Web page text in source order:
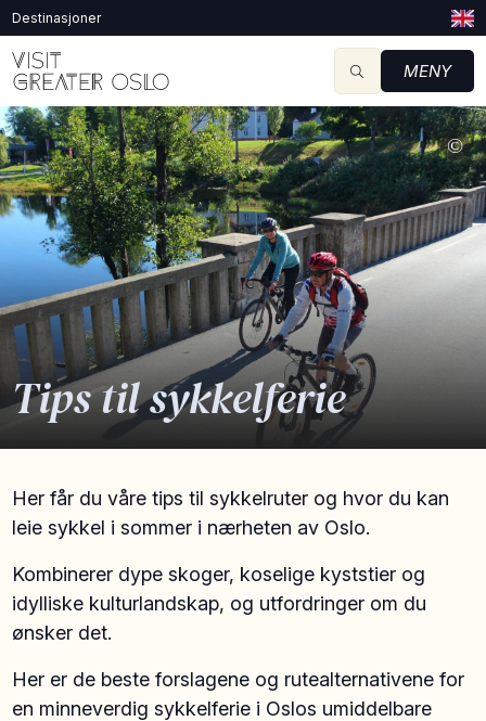
Destinasjoner
MENY
Tips til sykkelferie
©
Her får du våre tips til sykkelruter og hvor du kan
leie sykkel i sommer i nærheten av Oslo.
Kombinerer dype skoger, koselige kyststier og
idylliske kulturlandskap, og utfordringer om du
ønsker det.
Her er de beste forslagene og rutealternativene for
en minneverdig sykkelferie i Oslos umiddelbare